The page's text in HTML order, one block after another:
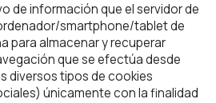
de información que el servidor de
smartphone/tablet de
para almacenar y recuperar
que se efectúa desde
diversos tipos de cookies
únicamente con la finalidad